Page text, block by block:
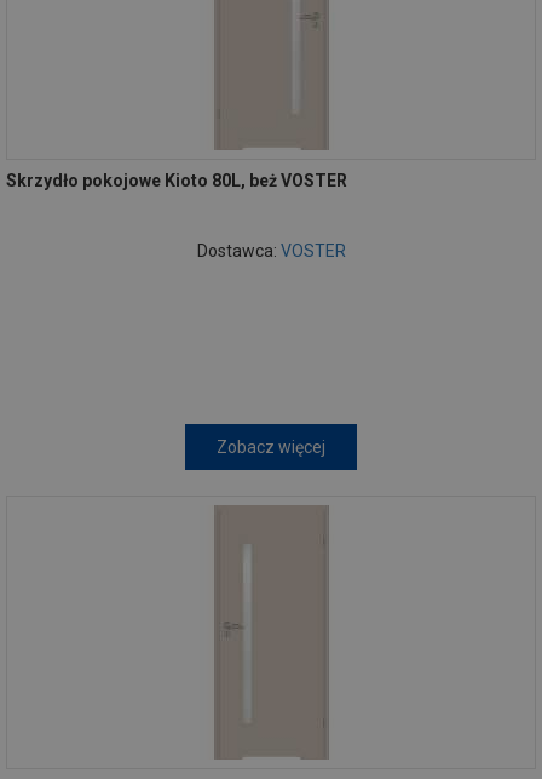
Skrzydło pokojowe Kioto 80L, beż VOSTER
Dostawca: VOSTER
Zobacz więcej